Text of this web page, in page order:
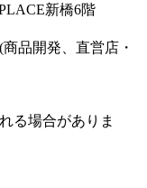
新橋6階
品開発、直営店・
る場合がありま